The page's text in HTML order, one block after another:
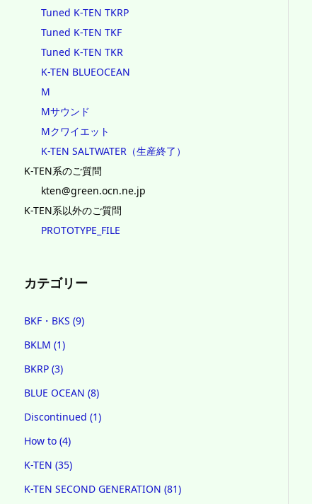
Tuned K-TEN TKRP
Tuned K-TEN TKF
Tuned K-TEN TKR
K-TEN BLUEOCEAN
M
Mサウンド
Mクワイエット
K-TEN SALTWATER（生産終了）
K-TEN系のご質問
kten@green.ocn.ne.jp
K-TEN系以外のご質問
PROTOTYPE_FILE
カテゴリー
BKF・BKS (9)
BKLM (1)
BKRP (3)
BLUE OCEAN (8)
Discontinued (1)
How to (4)
K-TEN (35)
K-TEN SECOND GENERATION (81)